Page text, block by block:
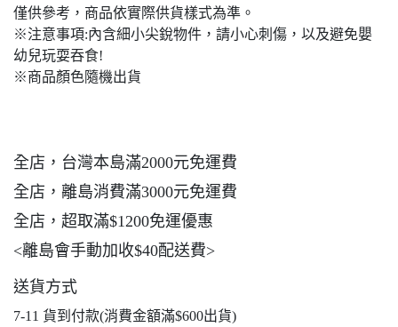
僅供參考，商品依實際供貨樣式為準。
※注意事項:內含細小尖銳物件，請小心刺傷，以及避免嬰
幼兒玩耍吞食!
※商品顏色隨機出貨
全店，台灣本島滿2000元免運費
全店，離島消費滿3000元免運費
全店，超取滿$1200免運優惠
<離島會手動加收$40配送費>
送貨方式
7-11 貨到付款(消費金額滿$600出貨)